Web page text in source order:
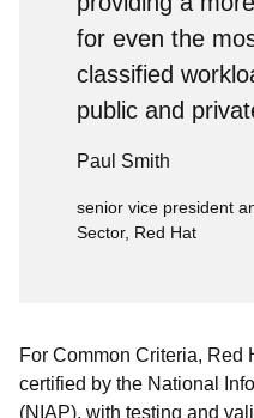
for even the
classified
public and
Paul Smith
senior vice president
Sector, Red Hat
For Common Criteria, Red
certified by the National
(NIAP), with testing and